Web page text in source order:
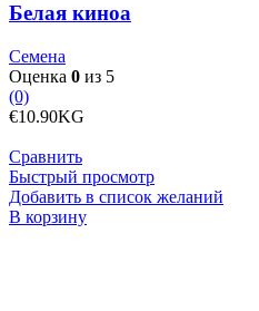
Белая киноа
Семена
Оценка 0 из 5
(0)
€10.90KG
Сравнить
Быстрый просмотр
Добавить в список желаний
Количество
В корзину